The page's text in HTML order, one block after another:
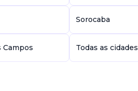
Sorocaba
Campos Todas as cidades